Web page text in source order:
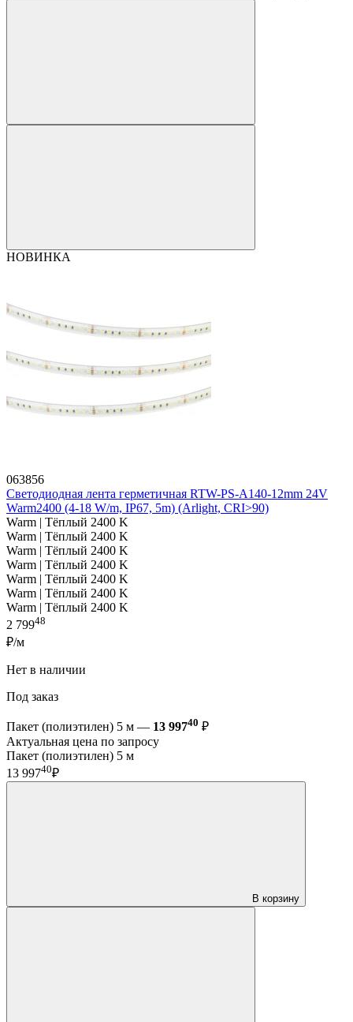
НОВИНКА
063856
Светодиодная лента герметичная RTW-PS-A140-12mm 24V
Warm2400 (4-18 W/m, IP67, 5m) (Arlight, CRI>90)
Warm | Тёплый 2400 K
Warm | Тёплый 2400 K
Warm | Тёплый 2400 K
Warm | Тёплый 2400 K
Warm | Тёплый 2400 K
Warm | Тёплый 2400 K
Warm | Тёплый 2400 K
2 79948
₽/м
Нет в наличии
Под заказ
Пакет (полиэтилен) 5 м — 13 99740 ₽
Актуальная цена по запросу
Пакет (полиэтилен) 5 м
13 99740₽
В корзину